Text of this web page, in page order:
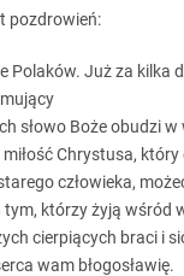
pozdrowień:
Polaków. Jużza kilka
słowo Bożeobudzi w
miłośćChrystusa, który
człowieka,
tym, którzyżyją wśród
cierpiących braci i
wam błogosławię.